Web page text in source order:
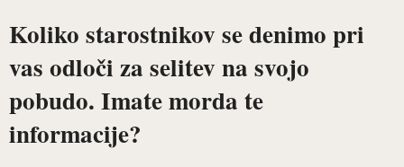
Koliko starostnikov se denimo pri
vas odloči za selitev na svojo
pobudo. Imate morda te
informacije?